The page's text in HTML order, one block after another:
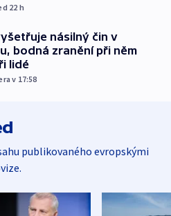
22 h
násilný čin v
bodná zranění při něm
lidé
v 17:58
publikovaného evropskými